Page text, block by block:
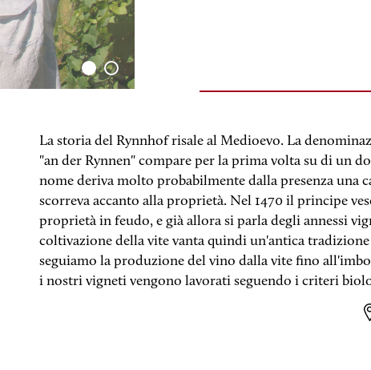
La storia del Rynnhof risale al Medioevo. La
"an der Rynnen" compare per la prima volta su di un
nome deriva molto probabilmente dalla presenza una
scorreva accanto alla proprietà. Nel 1470 il principe
proprietà in feudo, e già allora si parla degli annessi
coltivazione della vite vanta quindi un'antica
seguiamo la produzione del vino dalla vite fino
i nostri vigneti vengono lavorati seguendo i criteri